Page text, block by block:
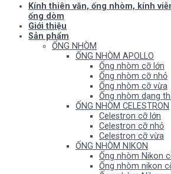
Kính thiên văn, ống nhòm, kính
ống dòm
Giới thiệu
Sản phẩm
ỐNG NHÒM
ỐNG NHÒM APOLLO
Ống nhòm cỡ lớn
Ống nhòm cỡ nhỏ
Ống nhòm cỡ vừa
Ống nhòm dạng
ỐNG NHÒM CELESTRON
Celestron cỡ lớn
Celestron cỡ nhỏ
Celestron cỡ vừa
ỐNG NHÒM NIKON
Ống nhòm Nikon
Ống nhòm nikon